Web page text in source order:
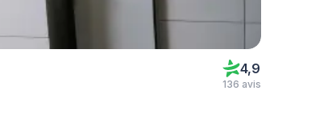
4,9
136 avis